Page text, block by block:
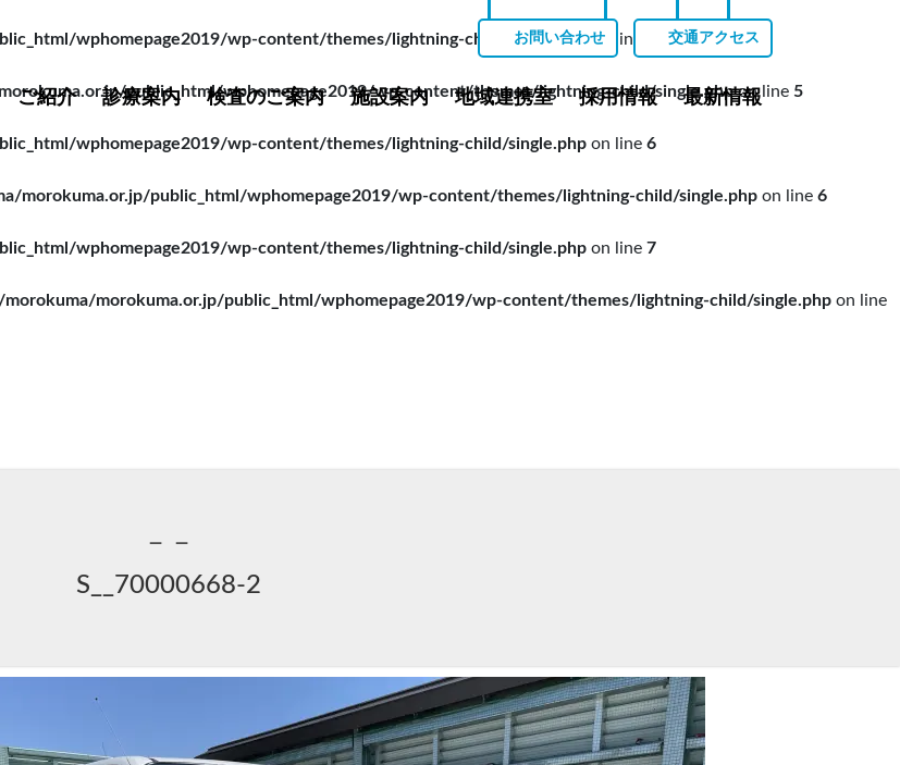
お問い合わせ 交通アクセス
ご紹介 診療案内 検査のご案内 施設案内 地域連携室 採用情報 最新情報
wphomepage2019/wp-content/themes/lightning-child/single.phpon line
public_html/wphomepage2019/wp-content/themes/lightning-child/single.phpon line 5
wphomepage2019/wp-content/themes/lightning-child/single.php on line 6
morokuma.or.jp/public_html/wphomepage2019/wp-content/themes/lightning-child/single.php on line 6
wphomepage2019/wp-content/themes/lightning-child/single.php on line 7
morokuma.or.jp/public_html/wphomepage2019/wp-content/themes/lightning-child/single.php on line
－－
S__70000668-2